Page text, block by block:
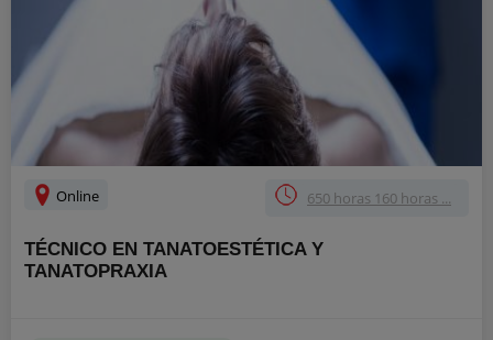
Online 650 horas 160 horas ...
TÉCNICO EN TANATOESTÉTICA Y
TANATOPRAXIA